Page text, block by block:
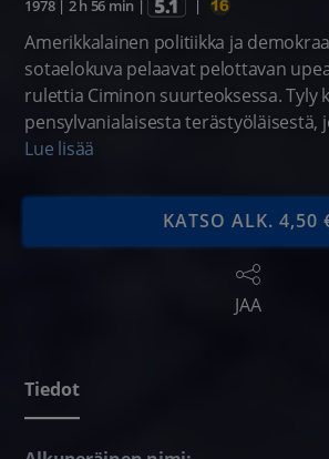
1978| 2 h 56 min | |
Amerikkalainen politiikka ja
sotaelokuva pelaavat pelottavan
rulettia Ciminon suurteoksessa. Tyly
pensylvanialaisesta terästyöläisestä,
kaverillisilta metsästyskeikoilta ja
Vietnamin helvettiä. Sota on
totaalisen kaaosmaista tuhoamista
tajua ulkopuolisesta maailmasta.
täydellinen epäinhimillisyys
hermoheikon, vihanneksen ja
Lue lisää
KATSO ALK. 4,50
JAA
Tiedot